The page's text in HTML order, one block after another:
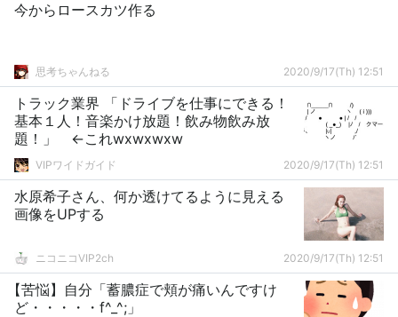
今からロースカツ作る
思考ちゃんねる 2020/9/17(Th) 12:51
トラック業界 「ドライブを仕事にできる！
基本１人！音楽かけ放題！飲み物飲み放
題！」 ←これwxwxwxw
VIPワイドガイド 2020/9/17(Th) 12:51
水原希子さん、何か透けてるように見える
画像をUPする
ニコニコVIP2ch 2020/9/17(Th) 12:51
【苦悩】自分「蓄膿症で頬が痛いんですけ
ど・・・・・f^_^;」